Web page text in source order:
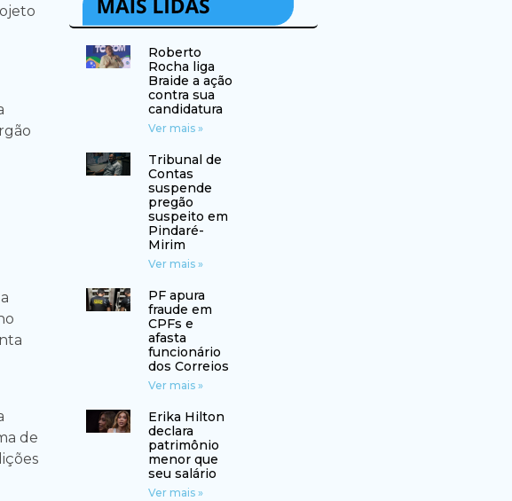
de
Roberto
Rocha liga
Braide a ação
contra sua
candidatura
Ver mais »
Tribunal de
Contas
suspende
pregão
suspeito em
Pindaré-
Mirim
Ver mais »
PF apura
fraude em
CPFs e
afasta
funcionário
dos Correios
Ver mais »
Erika Hilton
declara
patrimônio
menor que
seu salário
Ver mais »